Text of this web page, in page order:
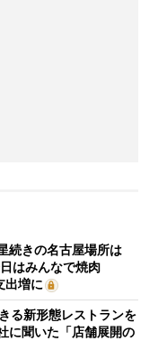
続きの名古屋場所は
はみんなで焼肉
出増に
る新形態レストランを
に聞いた「店舗展開の